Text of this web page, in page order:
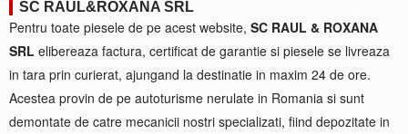
SC RAUL&ROXANA SRL
Pentru toate piesele de pe acest website, SC RAUL & ROXANA
SRL elibereaza factura, certificat de garantie si piesele se livreaza
in tara prin curierat, ajungand la destinatie in maxim 24 de ore.
Acestea provin de pe autoturisme nerulate in Romania si sunt
demontate de catre mecanicii nostri specializati, fiind depozitate in